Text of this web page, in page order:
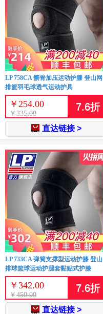
LP 758CA 髌骨加压运动护膝 登山网
排篮羽毛球透气运动护具
￥ 254.00
￥ 335.00
7.6折
直达链接 >
LP 733CA 弹簧支撑型运动护膝 登山
排球篮球运动护腿套黏贴式护膝
￥ 342.00
￥ 450.00
7.6折
直达链接 >